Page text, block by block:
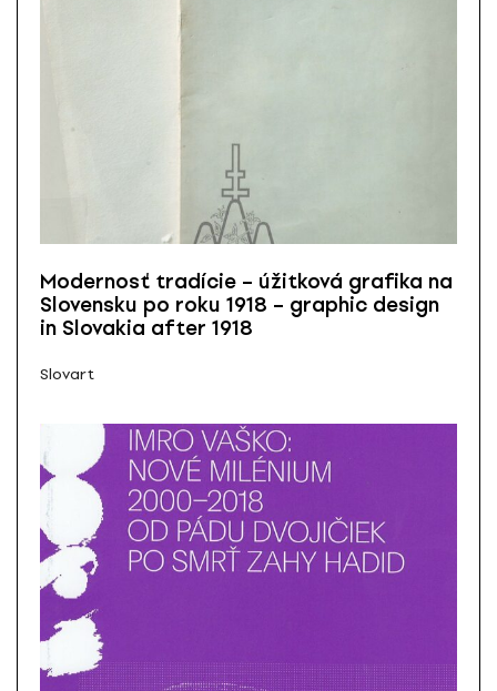
Modernosť tradície – úžitková grafika na
Slovensku po roku 1918 – graphic design
in Slovakia after 1918
Slovart